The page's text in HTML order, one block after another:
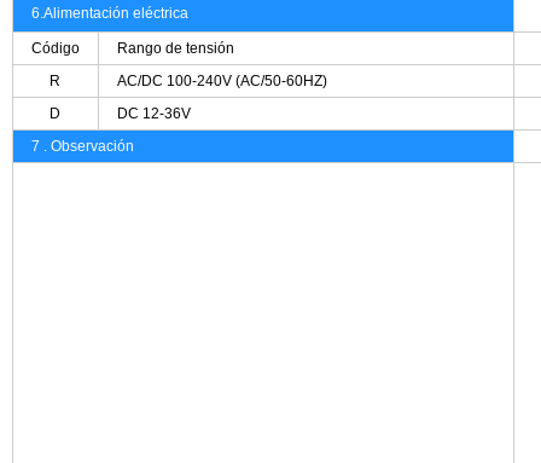
6.Alimentación eléctrica
Código
Rango de tensión
R
AC/DC 100-240V (AC/50-60HZ)
D
DC 12-36V
7 . Observación